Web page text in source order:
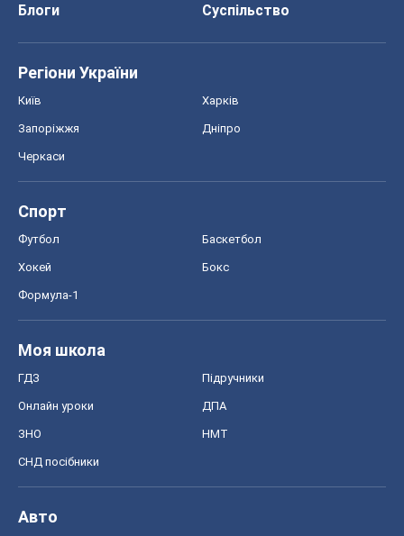
Блоги
Суспільство
Регіони України
Київ Харків
Запоріжжя Дніпро
Черкаси
Спорт
Футбол Баскетбол
Хокей Бокс
Формула-1
Моя школа
ГДЗ Підручники
Онлайн уроки ДПА
ЗНО НМТ
СНД посібники
Авто